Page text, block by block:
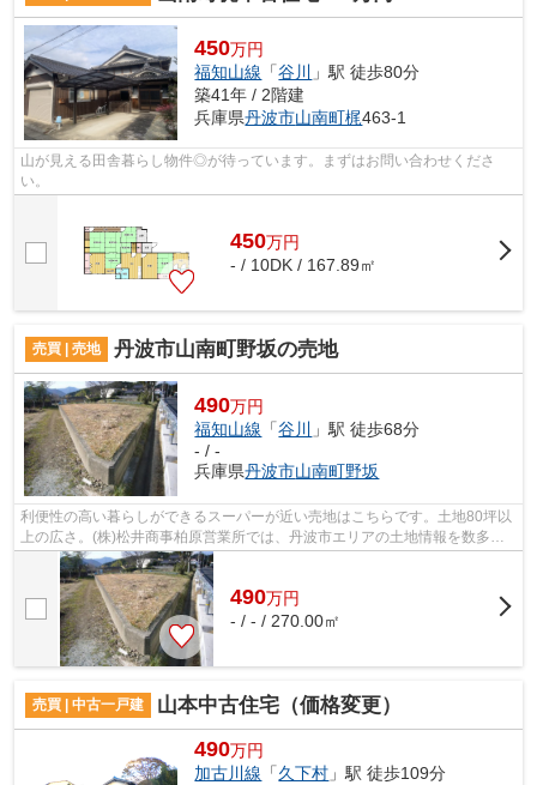
450万円
福知山線 「谷川
」駅 徒歩80分
築41年 / 2階建
兵庫県丹波市山南町梶463-1
山が見える田舎暮らし物件◎が待っています。まずはお問い合わせくださ
い。
450万円
- / 10DK / 167.89㎡
売買 | 売地 丹波市山南町野坂の売地
490万円
福知山線 「谷川
」駅 徒歩68分
- / -
兵庫県丹波市山南町野坂
利便性の高い暮らしができるスーパーが近い売地はこちらです。土地80坪以
上の広さ。(株)松井商事柏原営業所では、丹波市エリアの土地情報を数多く
紹介しております。土地に関すること...
490万円
- / - / 270.00㎡
売買 | 中古一戸建 山本中古住宅（価格変更）
490万円
加古川線 「久下村 」駅 徒歩109分